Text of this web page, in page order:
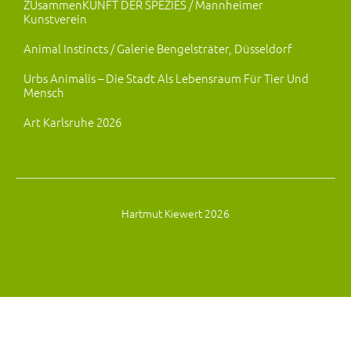
ZUsammenKUNFT DER SPEZIES / Mannheimer
Kunstverein
Animal Instincts / Galerie Bengelsträter, Düsseldorf
Urbs Animalis – Die Stadt Als Lebensraum Für Tier Und
Mensch
Art Karlsruhe 2026
Hartmut Kiewert 2026